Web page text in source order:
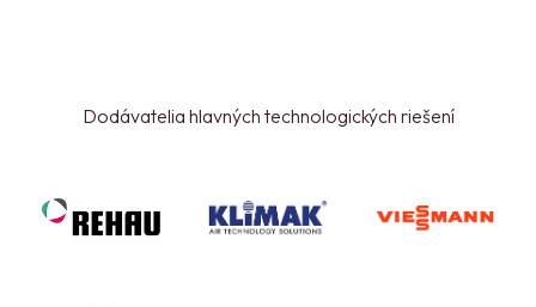
Dodávatelia hlavných technologických riešení